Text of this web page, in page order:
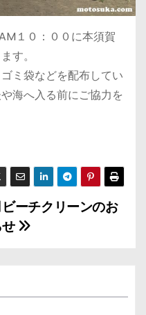
１０：００に本須賀
す。
ミ袋などを配布してい
海へ入る前にご協力を
ビーチクリーンのお